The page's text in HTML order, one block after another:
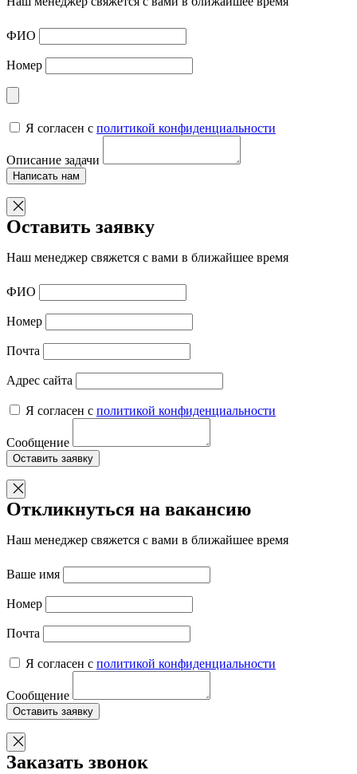
ФИО
Номер
Я согласен с политикой конфиденциальности
Описание задачи
Написать нам
Оставить заявку
Наш менеджер свяжется с вами в ближайшее время
ФИО
Номер
Почта
Адрес сайта
Я согласен с политикой конфиденциальности
Сообщение
Оставить заявку
Откликнуться на вакансию
Наш менеджер свяжется с вами в ближайшее время
Ваше имя
Номер
Почта
Я согласен с политикой конфиденциальности
Сообщение
Оставить заявку
Заказать звонок